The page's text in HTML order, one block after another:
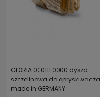
GLORIA 000111.0000 dysza
szczelinowa do opryskiwacza
made in GERMANY